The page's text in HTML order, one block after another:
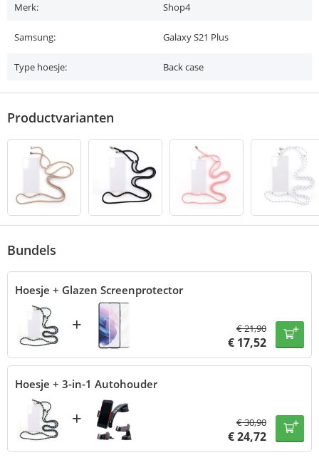
Merk: Shop4
Samsung: Galaxy S21 Plus
Type hoesje: Back case
Productvarianten
Bundels
Hoesje + Glazen Screenprotector
+ €21,90
€ 17,52
Hoesje + 3-in-1 Autohouder
+ €30,90
€24,72